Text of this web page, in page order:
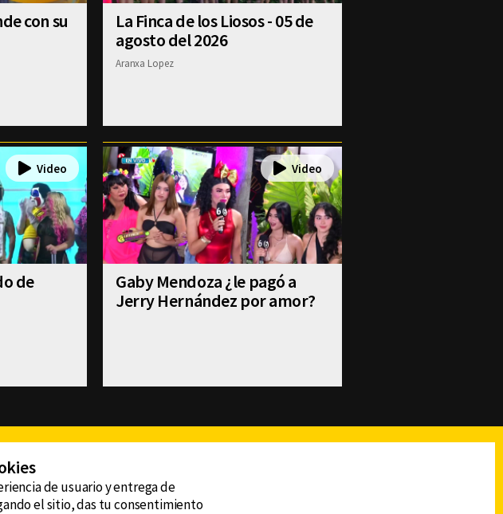
con su
La Finca de los Liosos - 05 de
agosto del 2026
Aranxa Lopez
de
Gaby Mendoza ¿le pagó a
Jerry Hernández por amor?
de usuario y entrega de
el sitio, das tu consentimiento